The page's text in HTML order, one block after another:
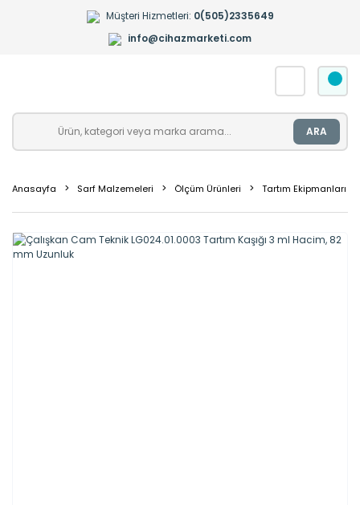
Müşteri Hizmetleri: 0(505)2335649
info@cihazmarketi.com
ARA
Anasayfa Sarf Malzemeleri Ölçüm Ürünleri Tartım Ekipmanları